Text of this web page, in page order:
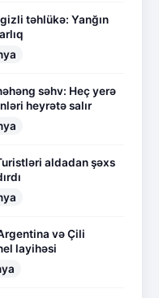
təhlükə: Yanğın
səhv: Heç yerə
heyrətə salır
aldadan şəxs
və Çili
layihəsi